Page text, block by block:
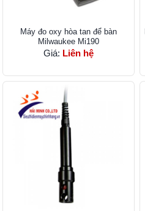
Máy đo oxy hòa tan để bàn
Milwaukee Mi190
Giá: Liên hệ